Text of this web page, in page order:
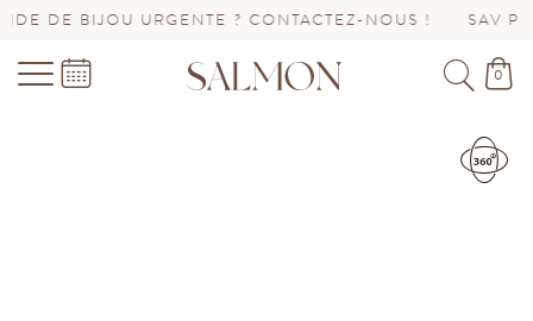
? CONTACTEZ-NOUS ! SAV PROLONGÉ
0